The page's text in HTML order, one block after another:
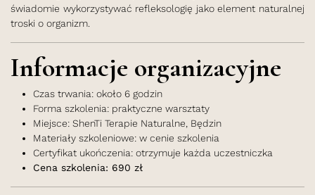
świadomie wykorzystywać refleksologię jako element naturalnej
troski o organizm.
Informacje organizacyjne
Czas trwania: około 6 godzin
Forma szkolenia: praktyczne warsztaty
Miejsce: ShenTi Terapie Naturalne, Będzin
Materiały szkoleniowe: w cenie szkolenia
Certyfikat ukończenia: otrzymuje każda uczestniczka
Cena szkolenia: 690 zł